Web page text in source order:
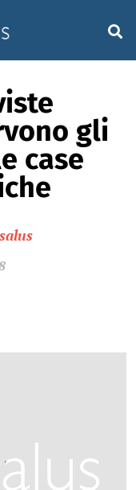
gli
case